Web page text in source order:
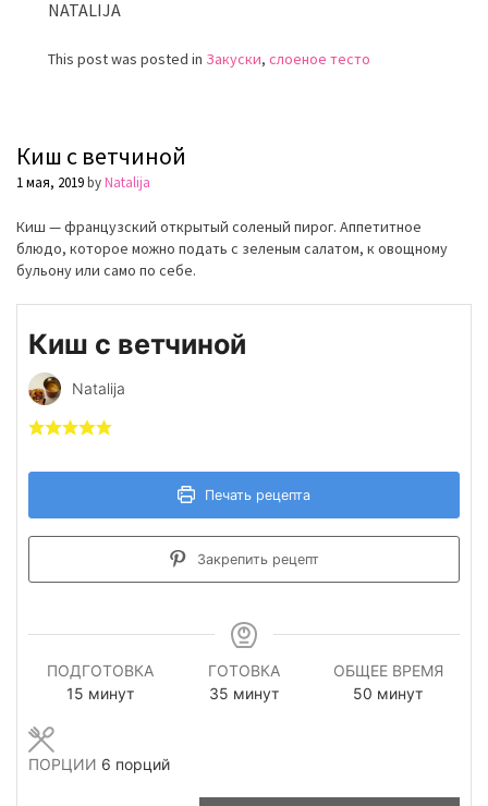
NATALIJA
This post was posted in Закуски, слоеное тесто
Киш с ветчиной
1 мая, 2019byNatalija
Киш — французский открытый соленый пирог. Аппетитное
блюдо, которое можно подать с зелeным салатом, к овощному
бульону или само по себе.
Киш с ветчиной
Natalija
Печать рецепта
Закрепить рецепт
ПОДГОТОВКА
15 минуты
минут
ГОТОВКА
35 минуты
минут
ОБЩЕЕ ВРЕМЯ
50 минуты
минут
ПОРЦИИ 6 порций